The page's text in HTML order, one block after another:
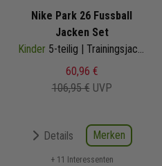
Nike Park 26 Fussball
Jacken Set
Kinder 5-teilig | Trainingsjacke Trainingshose Trainingsshirt Short Fussballsocken | Fußball Komplettset
60,96 €
106,95 € UVP
Details Merken
+ 11 Interessenten